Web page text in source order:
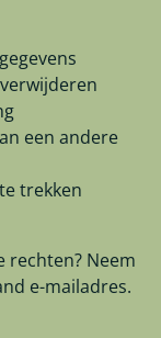
een andere
trekken
rechten? Neem
e-mailadres.